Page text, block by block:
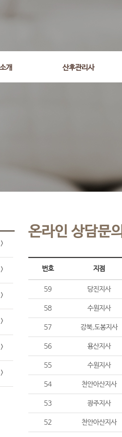
개 산후관리사
온라인 상담문의
번호 지점
59 당진지사
58 수원지사
57 강북,도봉지사
56 용산지사
55 수원지사
54 천안아산지사
53 광주지사
52 천안아산지사